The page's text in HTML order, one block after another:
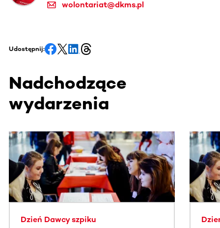
wolontariat@dkms.pl
Udostępnij:
Nadchodzące
wydarzenia
Ta sekcja zawiera treści przewijane w poziomie. Użyj
Dzień Dawcy szpiku